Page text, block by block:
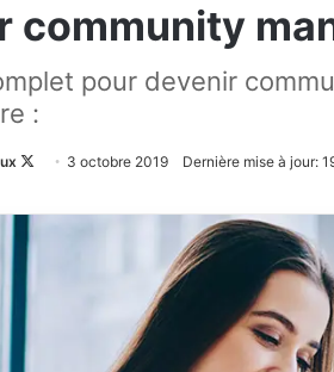
community
pour devenir
:
Follow
X
3 octobre 2019 Dernière mise à jour: